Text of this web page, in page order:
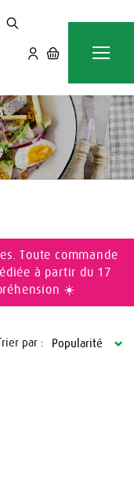
Toute commande
à partir du 17
☀️
Popularité
par :